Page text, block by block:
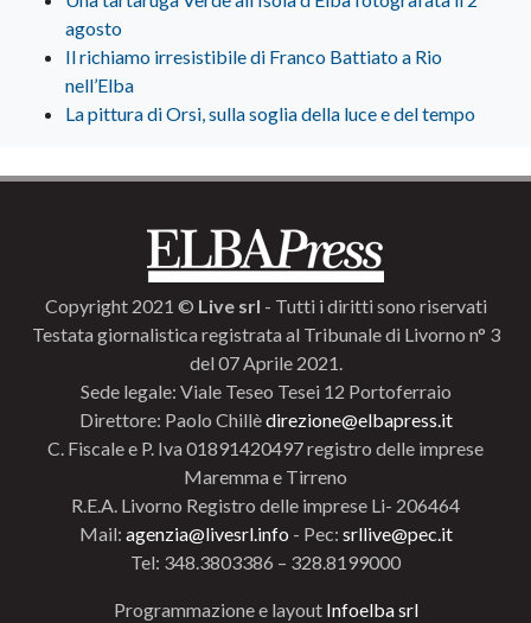
agosto
Il richiamo irresistibile di Franco Battiato a Rio
nell’Elba
La pittura di Orsi, sulla soglia della luce e del tempo
Copyright 2021 © Live srl - Tutti i diritti sono riservati
Testata giornalistica registrata al Tribunale di Livorno n° 3
del 07 Aprile 2021.
Sede legale: Viale Teseo Tesei 12 Portoferraio
Direttore: Paolo Chillèdirezione@elbapress.it
C. Fiscale e P. Iva 01891420497 registro delle imprese
Maremma e Tirreno
R.E.A. Livorno Registro delle imprese Li- 206464
Mail: agenzia@livesrl.info - Pec: srllive@pec.it
Tel: 348.3803386 – 328.8199000
Programmazione e layout Infoelba srl